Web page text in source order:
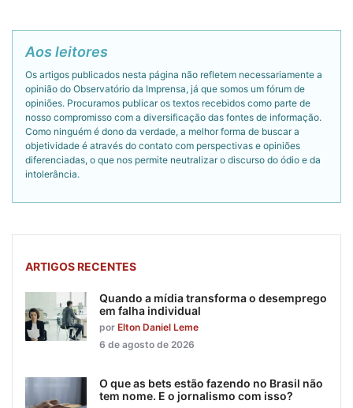
Aos leitores
Os artigos publicados nesta página não refletem necessariamente a
opinião do Observatório da Imprensa, já que somos um fórum de
opiniões. Procuramos publicar os textos recebidos como parte de
nosso compromisso com a diversificação das fontes de informação.
Como ninguém é dono da verdade, a melhor forma de buscar a
objetividade é através do contato com perspectivas e opiniões
diferenciadas, o que nos permite neutralizar o discurso do ódio e da
intolerância.
ARTIGOS RECENTES
Quando a mídia transforma o desemprego
em falha individual
por Elton Daniel Leme
6 de agosto de 2026
O que as bets estão fazendo no Brasil não
tem nome. E o jornalismo com isso?